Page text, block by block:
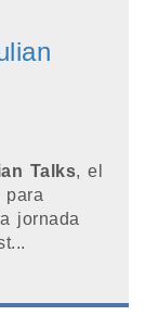
Talks, el
para
jornada